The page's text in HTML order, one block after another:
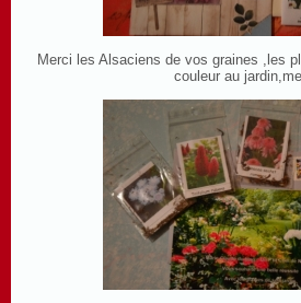
Merci les Alsaciens de vos graines ,les
couleur au